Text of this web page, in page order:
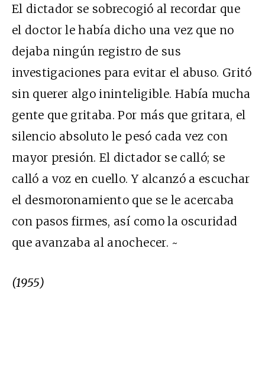
El dictador se sobrecogió al recordar que
el doctor le había dicho una vez que no
dejaba ningún registro de sus
investigaciones para evitar el abuso. Gritó
sin querer algo ininteligible. Había mucha
gente que gritaba. Por más que gritara, el
silencio absoluto le pesó cada vez con
mayor presión. El dictador se calló; se
calló a voz en cuello. Y alcanzó a escuchar
el desmoronamiento que se le acercaba
con pasos firmes, así como la oscuridad
que avanzaba al anochecer. ~
(1955)